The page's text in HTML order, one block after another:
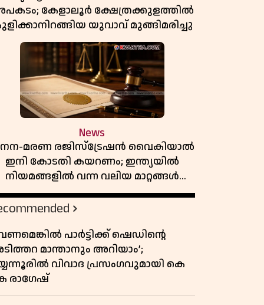
കേളാലൂർ ക്ഷേത്രക്കുളത്തിൽ
യുവാവ് മുങ്ങിമരിച്ചു
News
മരണ രജിസ്ട്രേഷൻ വൈകിയാൽ
ഇനി കോടതി കയറണം; ഇന്ത്യയിൽ
നിയമങ്ങളിൽ വന്ന വലിയ മാറ്റങ്ങൾ
അറിയാം
പാർട്ടിക്ക് ഷെഡിൻ്റെ
മാന്താനും അറിയാം’;
വിവാദ പ്രസംഗവുമായി കെ
രാഗേഷ്